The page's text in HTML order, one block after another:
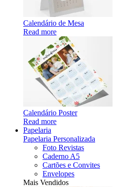
Calendário de Mesa
Read more
Calendário Poster
Read more
Papelaria
Papelaria Personalizada
Foto Revistas
Caderno A5
Cartões e Convites
Envelopes
Mais Vendidos